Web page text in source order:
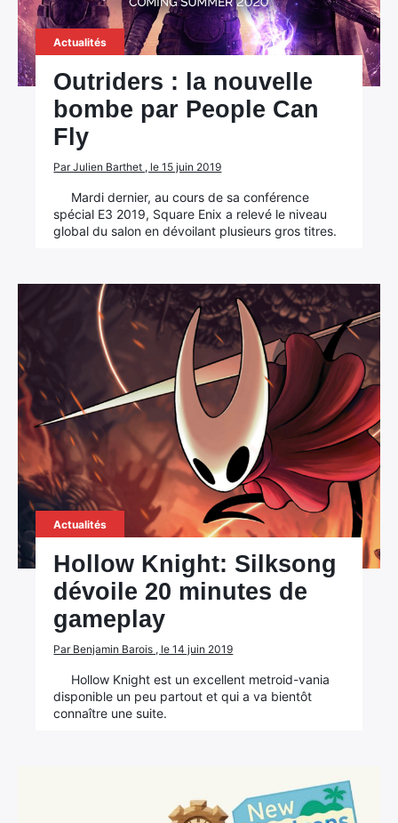
Actualités
Outriders : la nouvelle
bombe par People Can
Fly
Par Julien Barthet , le 15 juin 2019
Mardi dernier, au cours de sa conférence
spécial E3 2019, Square Enix a relevé le niveau
global du salon en dévoilant plusieurs gros titres.
Actualités
Hollow Knight: Silksong
dévoile 20 minutes de
gameplay
Par Benjamin Barois , le 14 juin 2019
Hollow Knight est un excellent metroid-vania
disponible un peu partout et qui a va bientôt
connaître une suite.